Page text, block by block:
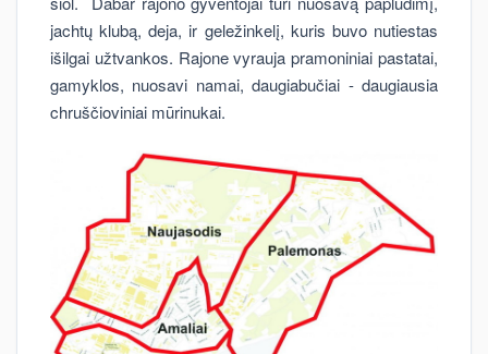
jachtų klubą, deja, ir geležinkelį, kuris buvo nutiestas
išilgai užtvankos. Rajone vyrauja pramoniniai pastatai,
gamyklos, nuosavi namai, daugiabučiai - daugiausia
chruščioviniai mūrinukai.